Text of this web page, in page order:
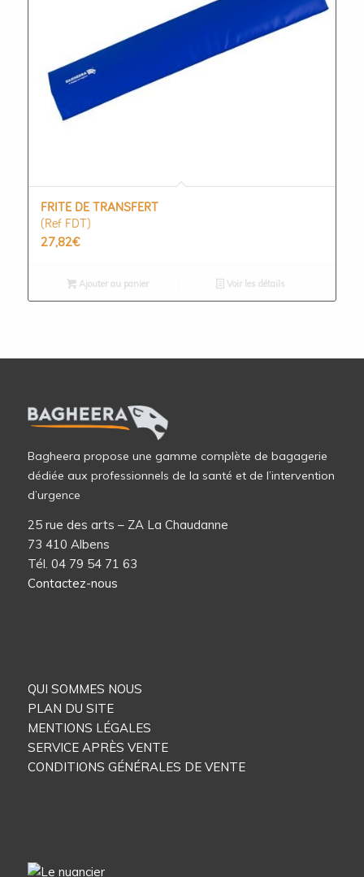
FRITE DE TRANSFERT
(Ref FDT)
27,82€
Ajouter au panier Voir les détails
Bagheera propose une gamme complète de bagagerie
dédiée aux professionnels de la santé et de l’intervention
d’urgence
25 rue des arts – ZA La Chaudanne
73 410 Albens
Tél. 04 79 54 71 63
Contactez-nous
QUI SOMMES NOUS
PLAN DU SITE
MENTIONS LÉGALES
SERVICE APRÈS VENTE
CONDITIONS GÉNÉRALES DE VENTE